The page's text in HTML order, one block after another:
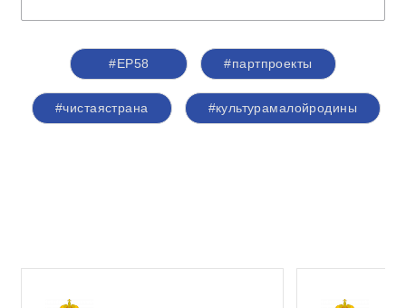
#ЕР58 #партпроекты
#чистаястрана #культурамалойродины